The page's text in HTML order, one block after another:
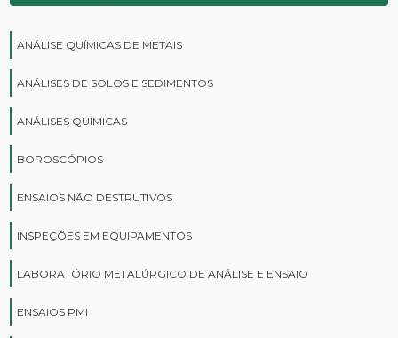
ANÁLISE QUÍMICAS DE METAIS
ANÁLISES DE SOLOS E SEDIMENTOS
ANÁLISES QUÍMICAS
BOROSCÓPIOS
ENSAIOS NÃO DESTRUTIVOS
INSPEÇÕES EM EQUIPAMENTOS
LABORATÓRIO METALÚRGICO DE ANÁLISE E ENSAIO
ENSAIOS PMI